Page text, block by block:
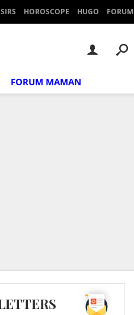
HOROSCOPE HUGO FORUM
FORUM MAMAN